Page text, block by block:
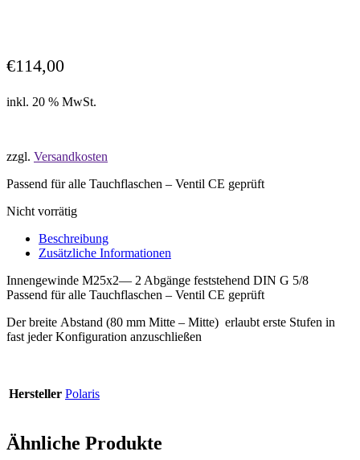
€114,00
inkl. 20 % MwSt.
zzgl. Versandkosten
Passend für alle Tauchflaschen – Ventil CE geprüft
Nicht vorrätig
Beschreibung
Zusätzliche Informationen
Innengewinde M25x2— 2 Abgänge feststehend DIN G 5/8
Passend für alle Tauchflaschen – Ventil CE geprüft
Der breite Abstand (80 mm Mitte – Mitte) erlaubt erste Stufen in
fast jeder Konfiguration anzuschließen
Hersteller Polaris
Ähnliche Produkte